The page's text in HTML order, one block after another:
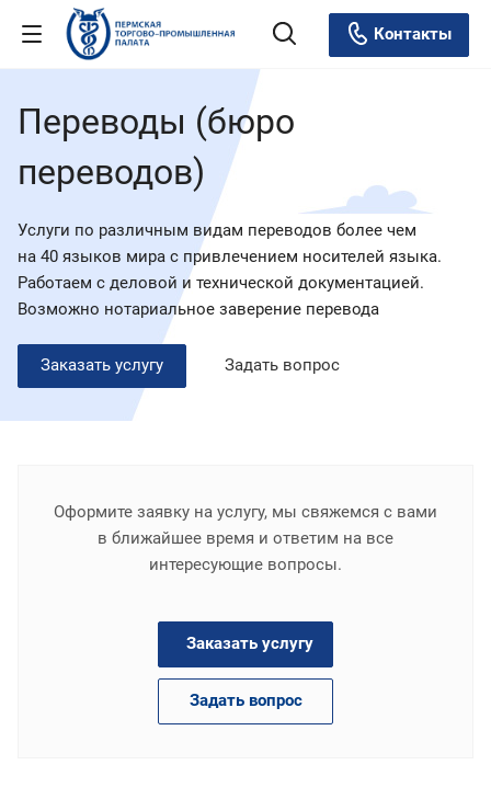
Контакты
Переводы (бюро
переводов)
Услуги по различным видам переводов более чем
на 40 языков мира с привлечением носителей языка.
Работаем с деловой и технической документацией.
Возможно нотариальное заверение перевода
Заказать услугу Задать вопрос
Оформите заявку на услугу, мы свяжемся с вами
в ближайшее время и ответим на все
интересующие вопросы.
Заказать услугу
Задать вопрос